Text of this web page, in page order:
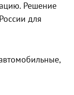
Решение
для